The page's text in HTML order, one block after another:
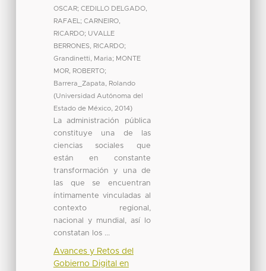
OSCAR; CEDILLO DELGADO,
RAFAEL ; CARNEIRO,
RICARDO; UVALLE
BERRONES, RICARDO;
Grandinetti, Maria; MONTE
MOR, ROBERTO;
Barrera_Zapata, Rolando
(Universidad Autónoma del
Estado de México, 2014)
La administración pública
constituye una de las
ciencias sociales que
están en constante
transformación y una de
las que se encuentran
íntimamente vinculadas al
contexto regional,
nacional y mundial, así lo
constatan los ...
Avances y Retos del
Gobierno Digital en